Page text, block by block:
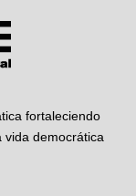
fortaleciendo
vida democrática